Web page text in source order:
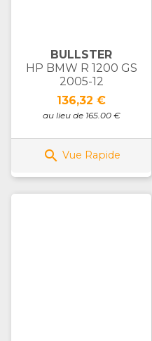
BULLSTER
HP BMW R 1200 GS
2005-12
Prix
136,32 €
au lieu de 165.00 €
 Vue Rapide